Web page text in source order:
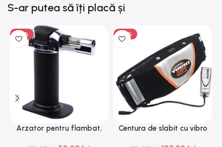
S-ar putea să îți placă și
-50%
Arzator pentru flambat,
-50%
Centura de slabit cu vibro